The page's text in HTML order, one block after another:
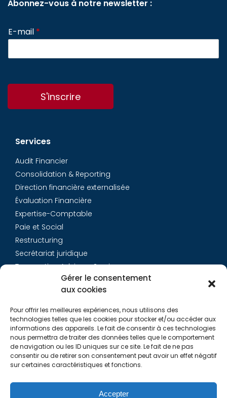
Gérer le consentement
aux cookies
Pour offrir les meilleures expériences, nous utilisons des
technologies telles que les cookies pour stocker et/ou accéder aux
informations des appareils. Le fait de consentir à ces technologies
nous permettra de traiter des données telles que le comportement
de navigation ou les ID uniques sur ce site. Le fait de ne pas
consentir ou de retirer son consentement peut avoir un effet négatif
sur certaines caractéristiques et fonctions.
Accepter
Abonnez-vous à notre newsletter :
E-mail *
S'inscrire
Services
Audit Financier
Consolidation & Reporting
Direction financière externalisée
Évaluation Financière
Expertise-Comptable
Paie et Social
Restructuring
Secrétariat juridique
Transaction Advisory Services
Équipe
Carrières
Contact
Liens utiles